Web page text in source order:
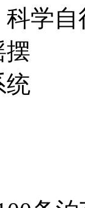
学自
摆
统